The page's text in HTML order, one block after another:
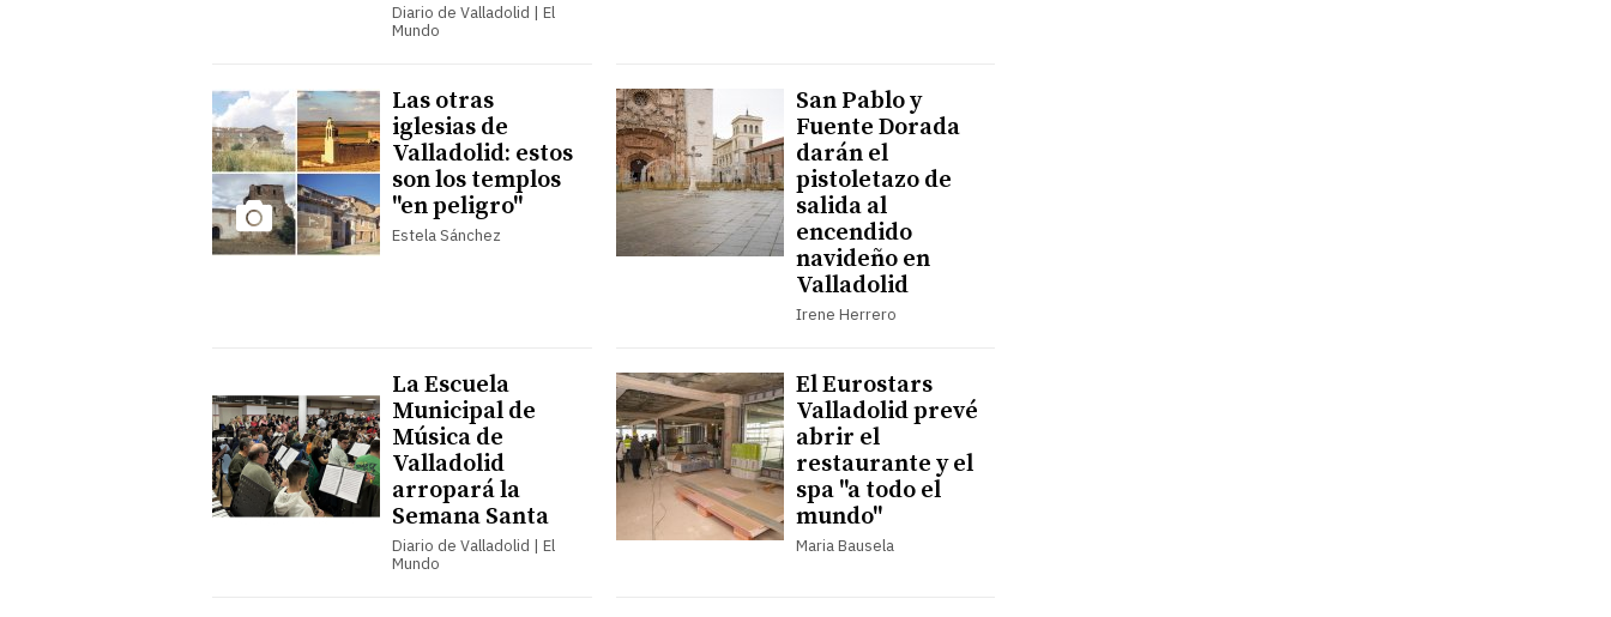
Diario de Valladolid | El
Mundo
Las otras
iglesias de
Valladolid: estos
son los templos
"en peligro"
Estela Sánchez
San Pablo y
Fuente Dorada
darán el
pistoletazo de
salida al
encendido
navideño en
Valladolid
Irene Herrero
La Escuela
Municipal de
Música de
Valladolid
arropará la
Semana Santa
Diario de Valladolid | El
Mundo
El Eurostars
Valladolid prevé
abrir el
restaurante y el
spa "a todo el
mundo"
Maria Bausela